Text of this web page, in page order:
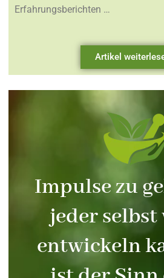
Erfahrungsberichten …
Artikel
Impulse zu
jeder
entwickeln